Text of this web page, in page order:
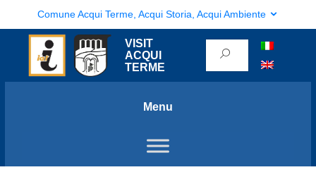
Comune Acqui Terme, Acqui Storia, Acqui Ambiente
VISIT
ACQUI
TERME
Menu